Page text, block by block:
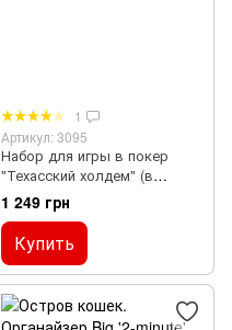
1
Артикул: 3095
Набор для игры в покер
"Техасский холдем" (в
металлической коробке)
1 249 грн
Купить